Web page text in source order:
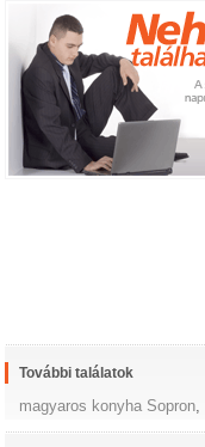
További találatok
magyaros konyha Sopron,